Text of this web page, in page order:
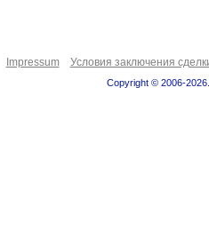
Impressum Условия заключения
Copyright © 2006-